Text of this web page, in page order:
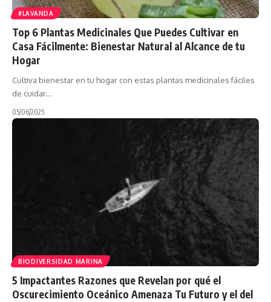
#LAVANDA
Top 6 Plantas Medicinales Que Puedes Cultivar en
Casa Fácilmente: Bienestar Natural al Alcance de tu
Hogar
Cultiva bienestar en tu hogar con estas plantas medicinales fáciles
de cuidar.…
05/06/2025
BIODIVERSIDAD MARINA
5 Impactantes Razones que Revelan por qué el
Oscurecimiento Oceánico Amenaza Tu Futuro y el del